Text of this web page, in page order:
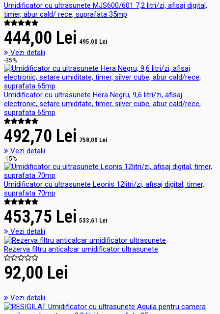
Umidificator cu ultrasunete MJS600/601 7,2 litri/zi, afisaj digital,
timer, abur cald/ rece, suprafata 35mp
444,00 Lei 495,00 Lei
Vezi detalii
-35%
Umidificator cu ultrasunete Hera Negru, 9,6 litri/zi, afisaj
electronic, setare umiditate, timer, silver cube, abur cald/rece,
suprafata 65mp
492,70 Lei 758,00 Lei
Vezi detalii
-15%
Umidificator cu ultrasunete Leonis 12litri/zi, afisaj digital, timer,
suprafata 70mp
453,75 Lei 533,61 Lei
Vezi detalii
Rezerva filtru anticalcar umidificator ultrasunete
92,00 Lei
Vezi detalii